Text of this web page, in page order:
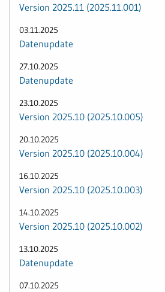
Version 2025.11 (2025.11.001)
03.11.2025
Datenupdate
27.10.2025
Datenupdate
23.10.2025
Version 2025.10 (2025.10.005)
20.10.2025
Version 2025.10 (2025.10.004)
16.10.2025
Version 2025.10 (2025.10.003)
14.10.2025
Version 2025.10 (2025.10.002)
13.10.2025
Datenupdate
07.10.2025